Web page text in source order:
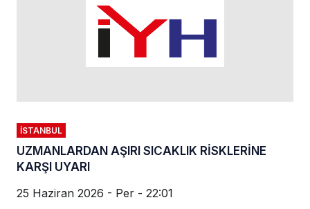
İSTANBUL
UZMANLARDAN AŞIRI SICAKLIK RİSKLERİNE
KARŞI UYARI
25 Haziran 2026 - Per - 22:01